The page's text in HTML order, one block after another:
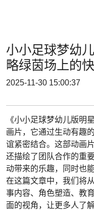
小小足球梦幼
略绿茵场上的
2025-11-30 15:00:37
《小小足球梦幼儿版明
画片，它通过生动有趣
谊紧密结合。这部动画
还描绘了团队合作的重
动带来的乐趣，同时也
在这篇文章中，我们将
事内容、角色塑造、教
面的视角，让更多人了